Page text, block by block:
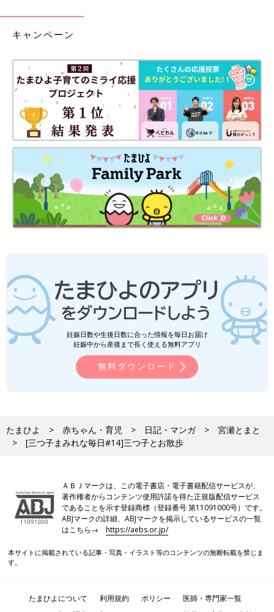
前の話
＃13]三つ子と風邪
キャンペーン
妊娠日数や生後日数に合った情報を毎日お届け
妊娠中から産後まで長く使える無料アプリ
無料ダウンロード
たまひよ 赤ちゃん・育児 日記・マンガ
宮瀬とまと
[三つ子まみれな毎日#14]三つ子とお散歩
ＡＢＪマークは、この電子書店・電子書籍配信サービスが、
著作権者からコンテンツ使用許諾を得た正規版配信サービス
であることを示す登録商標（登録番号 第11091000号）です。
ABJマークの詳細、ABJマークを掲示しているサービスの一覧
はこちら→https://aebs.or.jp/
本サイトに掲載されている記事・写真・イラスト等のコンテンツの無断転載を禁じま
す。
たまひよについて 利用規約 ポリシー
医師・専門家一覧